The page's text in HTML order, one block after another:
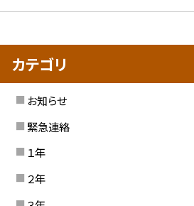
カテゴリ
お知らせ
緊急連絡
１年
２年